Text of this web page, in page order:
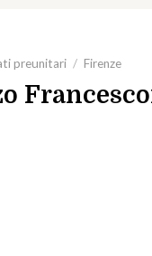
preunitari / Firenze